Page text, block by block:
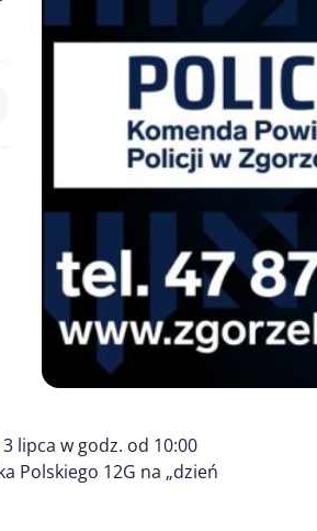
lipca w godz. od 10:00
Polskiego 12G na „dzień